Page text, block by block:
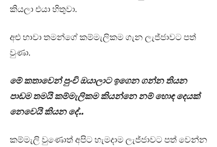
කියලා එයා හිතුවා.
අළු හාවා තමන්ගේ කම්මැලිකම ගැන ලැජ්ජාවට පත්
වුණා.
මේ කතාවෙන් පුංචි ඔයාලාට ඉගෙන ගන්න තියන
පාඩම තමයි කම්මැලිකම කියන්නෙ නම් හොඳ දෙයක්
නෙවෙයි කියන දේ..
කම්මැලි වුණොත් අපිට හැමදාම ලැජ්ජාවට පත් වෙන්න